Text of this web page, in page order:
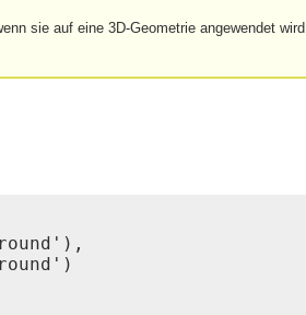
sie auf eine 3D-Geometrie angewendet wird.